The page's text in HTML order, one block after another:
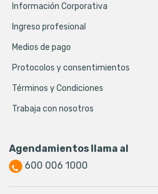
Información Corporativa
Ingreso profesional
Medios de pago
Protocolos y consentimientos
Términos y Condiciones
Trabaja con nosotros
Agendamientos llama al
600 006 1000